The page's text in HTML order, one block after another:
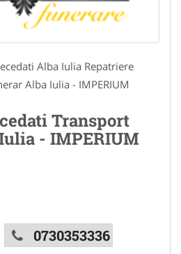
Alba Iulia Repatriere
Alba Iulia - IMPERIUM
Transport
- IMPERIUM
0730353336